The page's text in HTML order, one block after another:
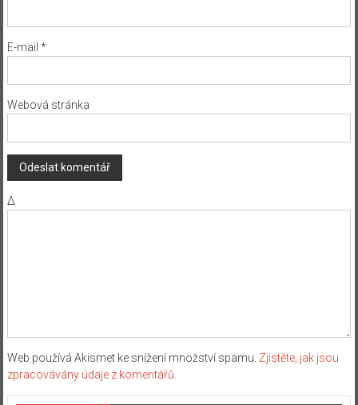
E-mail *
Webová stránka
Δ
Web používá Akismet ke snížení množství spamu. Zjistěte, jak jsou
zpracovávány údaje z komentářů.